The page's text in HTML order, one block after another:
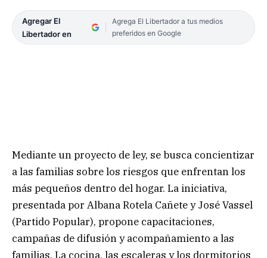
Agregar El
Libertador en
Agrega El Libertador a tus medios
preferidos en Google
Mediante un proyecto de ley, se busca concientizar
a las familias sobre los riesgos que enfrentan los
más pequeños dentro del hogar. La iniciativa,
presentada por Albana Rotela Cañete y José Vassel
(Partido Popular), propone capacitaciones,
campañas de difusión y acompañamiento a las
familias. La cocina, las escaleras y los dormitorios